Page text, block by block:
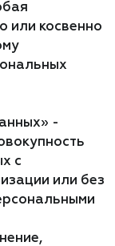
или косвенно
-
с
или без